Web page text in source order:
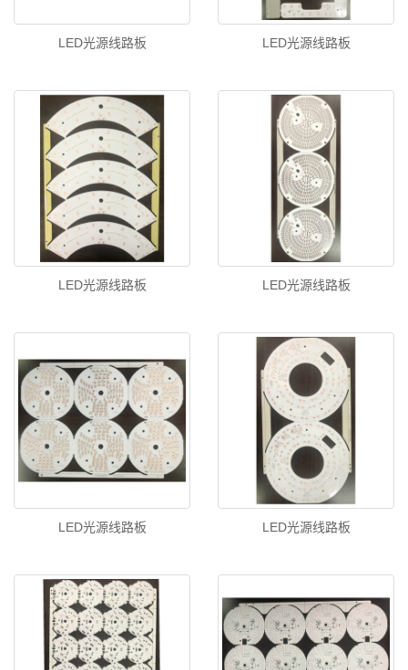
LED光源线路板 LED光源线路板
LED光源线路板 LED光源线路板
LED光源线路板 LED光源线路板